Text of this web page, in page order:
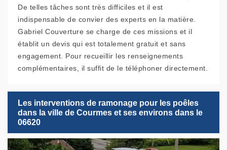
De telles tâches sont très difficiles et il est
indispensable de convier des experts en la matière.
Gabriel Couverture se charge de ces missions et il
établit un devis qui est totalement gratuit et sans
engagement. Pour recueillir les renseignements
complémentaires, il suffit de le téléphoner directement.
Les interventions de ramonage pour les poêles
dans la ville de Courmes et ses environs dans le
06620